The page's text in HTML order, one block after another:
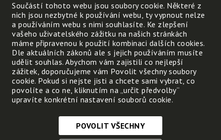
slabiky slov:
1. Milá:
2. Krokem:
3. Skokem:
4. Pytel:
malých věcí se jmenují
Součástí tohoto webu jsou soubory cookie. Některé z
nich jsou nezbytné k používání webu, ty vypnout nelze
a používáním webu s nimi souhlasíte. Ke zlepšení
vašeho uživatelského zážitku na našich stránkách
máme připravenou k použití kombinaci dalších cookies.
Dle aktuálních zákonů ale s jejich používáním musíte
udělit souhlas. Abychom vám zajistili co nejlepší
zážitek, doporučujeme vám Povolit všechny soubory
cookie. Pokud si nejste jisti a chcete sami vybrat, co
povolíte a co ne, kliknutím na „určit předvolby“
upravíte konkrétní nastavení souborů cookie.
POVOLIT VŠECHNY